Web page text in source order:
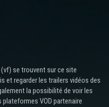
se trouvent sur ce site
et regarder les trailers vidéos des
la possibilité de voir les
plateformes VOD partenaire